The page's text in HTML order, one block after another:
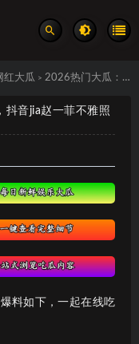
红大瓜 > 2026热门大瓜：抖音jia赵一菲的照片，抖音jia赵一菲不雅照片流出是真的吗 真实事件汇总
抖音jia赵一菲不雅照
料如下，一起在线吃